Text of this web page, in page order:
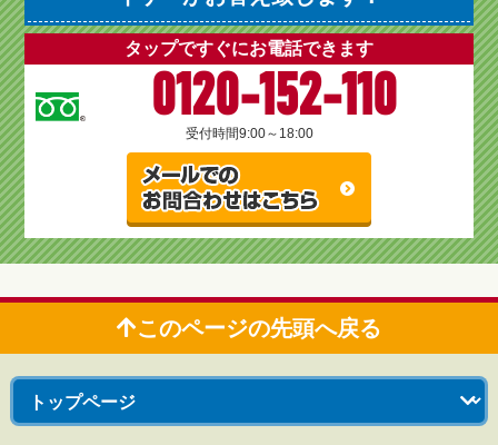
タップですぐにお電話できます
0120-152-110
受付時間9:00～18:00
このページの先頭へ戻る